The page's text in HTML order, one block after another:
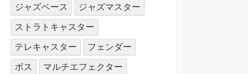
ジャズベース
ジャズマスター
ストラトキャスター
テレキャスター
フェンダー
ボス
マルチエフェクター